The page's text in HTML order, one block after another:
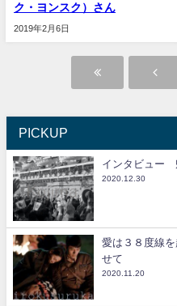
ク・ヨンスク）さん
2019年2月6日
PICKUP
インタビュー
2020.12.30
愛は３８度線
せて
2020.11.20